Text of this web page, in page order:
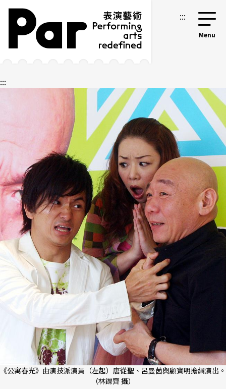
跳到主要內容區塊
網站導覽 :::
:::
《公寓春光》由演技派演員（左起）唐從聖、呂曼茵與顧寶明擔綱演出。
（林鑠齊 攝）